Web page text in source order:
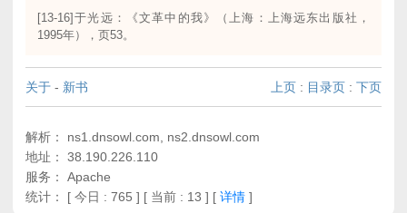
[13-16]于光远：《文革中的我》（上海：上海远东出版社，
1995年），页53。
关于 - 新书 上页 : 目录页 : 下页
解析： ns1.dnsowl.com, ns2.dnsowl.com
地址： 38.190.226.110
服务： Apache
统计： [ 今日 : 765 ] [ 当前 : 13 ] [ 详情 ]